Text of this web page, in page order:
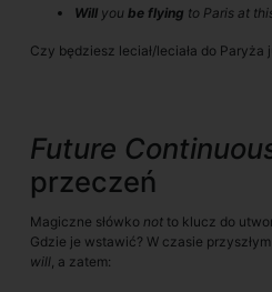
Will you be flying to Paris at
Czy będziesz leciał/leciała do Paryża
Future
przeczeń
Magiczne słówko not to klucz do
Gdzie je wstawić? W czasie
will, a zatem: